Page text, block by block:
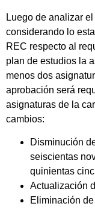
Luego de analizar
considerando lo
REC respecto al
plan de estudios la
menos dos
aprobación será
asignaturas de la
cambios:
Disminución
seiscientas
quinientas
Actualización
Eliminación